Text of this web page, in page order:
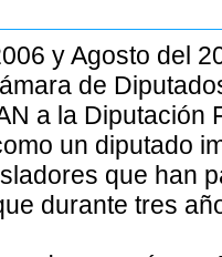
y Agosto del
de
a la Diputación
un diputado
que han
durante tres